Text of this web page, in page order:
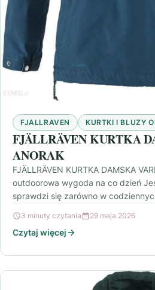
FJALLRAVEN KURTKI I BLUZY
FJÄLLRÄVEN KURTKA
ANORAK
FJÄLLRÄVEN KURTKA DAMSKA
outdoorowa wygoda na co dzień
sprawdzi się zarówno w
3 minuty czytania 29 maja 2026
Czytaj więcej